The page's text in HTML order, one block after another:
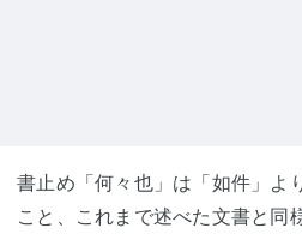
書止め「何々也」は「如件」よ
こと、これまで述べた文書と同